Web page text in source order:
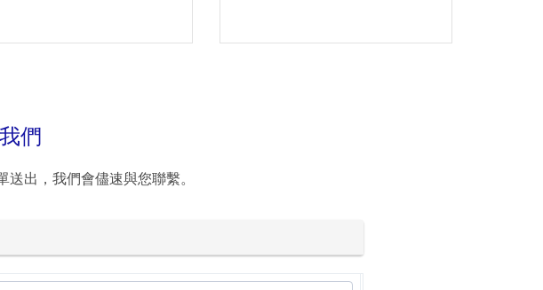
們
出，我們會儘速與您聯繫。